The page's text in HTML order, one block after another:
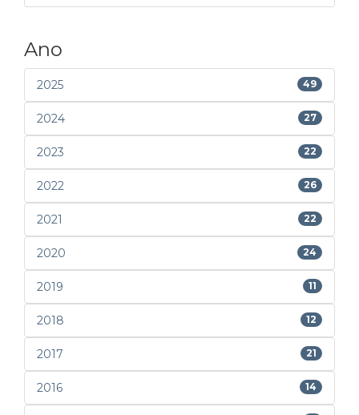
Ano
2025 49
2024 27
2023 22
2022 26
2021 22
2020 24
2019 11
2018 12
2017 21
2016 14